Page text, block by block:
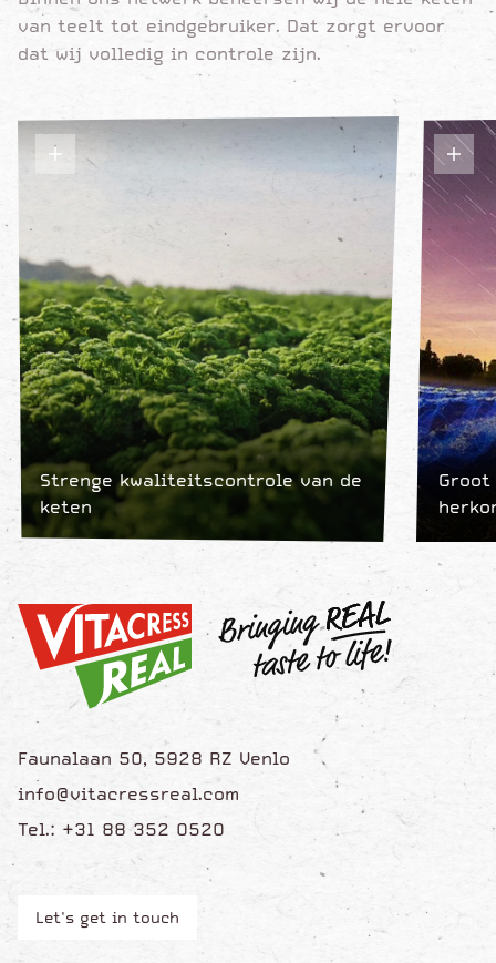
van teelt tot eindgebruiker. Dat zorgt ervoor
dat wij volledig in controle zijn.
Strenge kwaliteitscontrole van de
keten
Faunalaan 50, 5928 RZ Venlo
info@vitacressreal.com
Tel.: +31 88 352 0520
Let's get in touch